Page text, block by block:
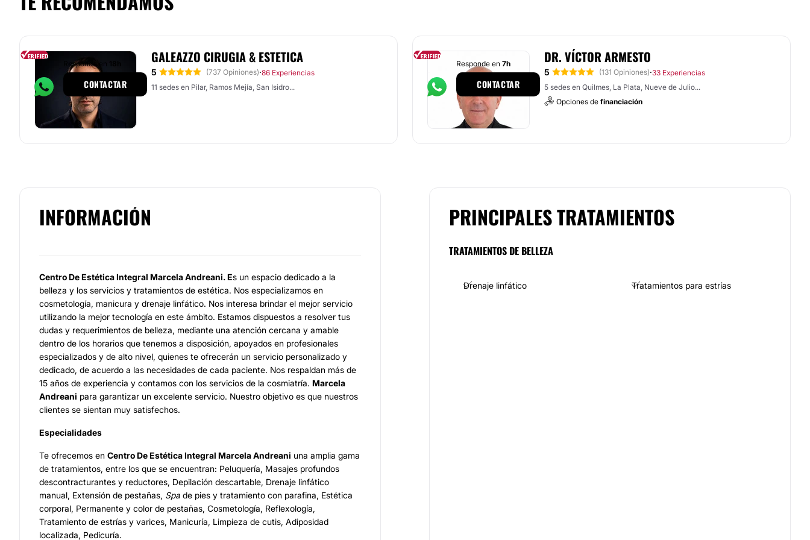
GALEAZZO CIRUGIA & ESTETICA
5 (737 Opiniones)·86 Experiencias
11 sedes en Pilar, Ramos Mejía, San Isidro...
Responde en
CONTACTAR
DR. VÍCTOR ARMESTO
5 (131 Opiniones)·33 Experiencias
5 sedes en Quilmes, La Plata, Nueve de Julio...
Opciones de financiación
Responde en 7h
CONTACTAR
INFORMACIÓN
Centro De Estética Integral Marcela Andreani. Es un espacio dedicado a la
belleza y los servicios y tratamientos de estética. Nos especializamos en
cosmetología, manicura y drenaje linfático. Nos interesa brindar el mejor servicio
utilizando la mejor tecnología en este ámbito. Estamos dispuestos a resolver tus
dudas y requerimientos de belleza, mediante una atención cercana y amable
dentro de los horarios que tenemos a disposición, apoyados en profesionales
especializados y de alto nivel, quienes te ofrecerán un servicio personalizado y
dedicado, de acuerdo a las necesidades de cada paciente. Nos respaldan más de
15 años de experiencia y contamos con los servicios de la cosmiatría. Marcela
Andreani para garantizar un excelente servicio. Nuestro objetivo es que nuestros
clientes se sientan muy satisfechos.
Especialidades
Te ofrecemos en Centro De Estética Integral Marcela Andreani una amplia gama
de tratamientos, entre los que se encuentran: Peluquería, Masajes profundos
descontracturantes y reductores, Depilación descartable, Drenaje linfático
manual, Extensión de pestañas, Spa de pies y tratamiento con parafina, Estética
corporal, Permanente y color de pestañas, Cosmetología, Reflexología,
Tratamiento de estrías y varices, Manicuría, Limpieza de cutis, Adiposidad
localizada, Pedicuría.
PRINCIPALES TRATAMIENTOS
TRATAMIENTOS DE BELLEZA
Drenaje linfático Tratamientos para estrías